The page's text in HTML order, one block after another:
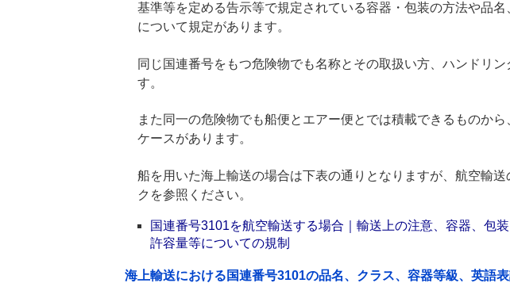
基準等を定める告示等で規定されている容器・包装の方法や品
について規定があります。
同じ国連番号をもつ危険物でも名称とその取扱い方、ハンドリ
す。
また同一の危険物でも船便とエアー便とでは積載できるものか
ケースがあります。
船を用いた海上輸送の場合は下表の通りとなりますが、航空輸
クを参照ください。
国連番号3101を航空輸送する場合｜輸送上の注意、容器、包
許容量等についての規制
海上輸送における国連番号3101の品名、クラス、容器等級、英語